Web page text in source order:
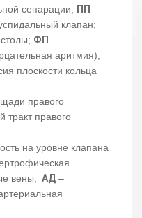
сепарации; ПП –
клапан;
ФП –
аритмия);
плоскости кольца
правого
тракт правого
на уровне клапана
вены; АД –